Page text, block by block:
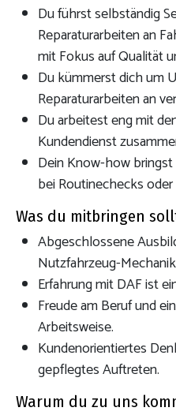
Du führst selbständig
Reparaturarbeiten an
mit Fokus auf Qualität
Du kümmerst dich um
Reparaturarbeiten an
Du arbeitest eng mit
Kundendienst
Dein Know-how
bei Routinechecks
Was du mitbringen
Abgeschlossene
Nutzfahrzeug-
Erfahrung mit DAF ist
Freude am Beruf und
Arbeitsweise.
Kundenorientiertes
gepflegtes Auftreten.
Warum du zu uns